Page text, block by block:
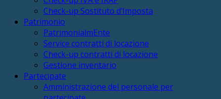
Check-up Sostituto d’Imposta
Patrimonio
PatrimonialmEnte
Service contratti di locazione
Check-up contratti di locazione
Gestione inventario
Partecipate
Amministrazione del personale per